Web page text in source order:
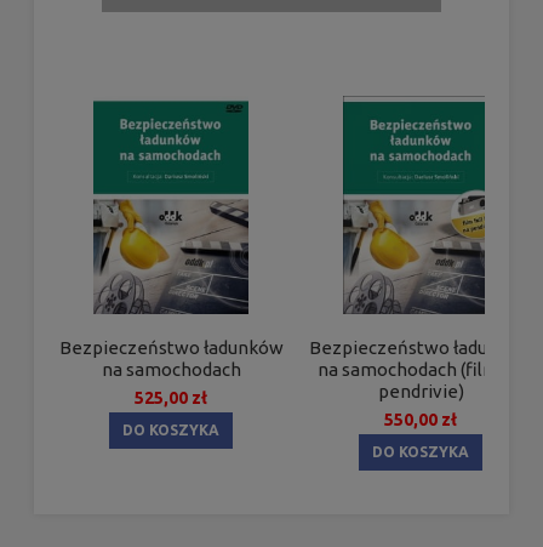
Bezpieczeństwo ładunków
na samochodach
525,00 zł
DO KOSZYKA
Bezpieczeństwo ładunków
na samochodach (film na
pendrivie)
550,00 zł
DO KOSZYKA